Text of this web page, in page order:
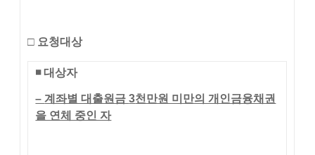
□ 요청대상
◾대상자
–계좌별 대출원금3천만원 미만의 개인금융채권
을 연체 중인 자